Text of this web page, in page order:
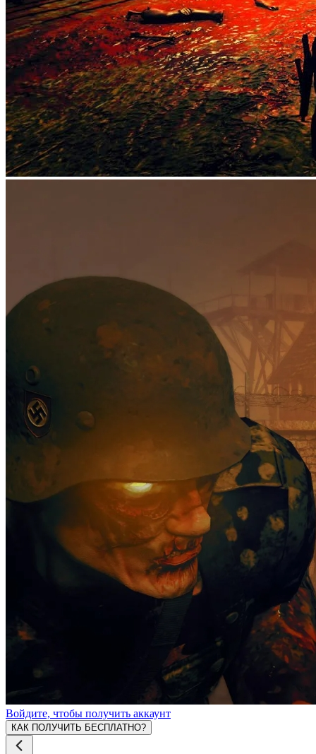
Войдите, чтобы получить аккаунт
КАК ПОЛУЧИТЬ БЕСПЛАТНО?